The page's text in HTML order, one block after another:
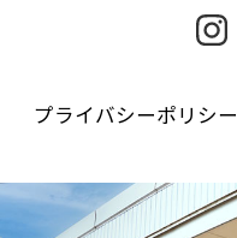
プライバシーポリシー